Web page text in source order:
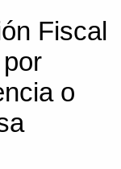
Fiscal
o